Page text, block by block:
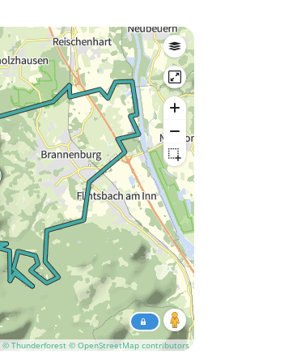
© Thunderforest © OpenStreetMap contributors